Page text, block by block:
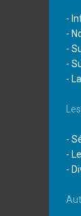
-
-
-
-
-
-
-
-